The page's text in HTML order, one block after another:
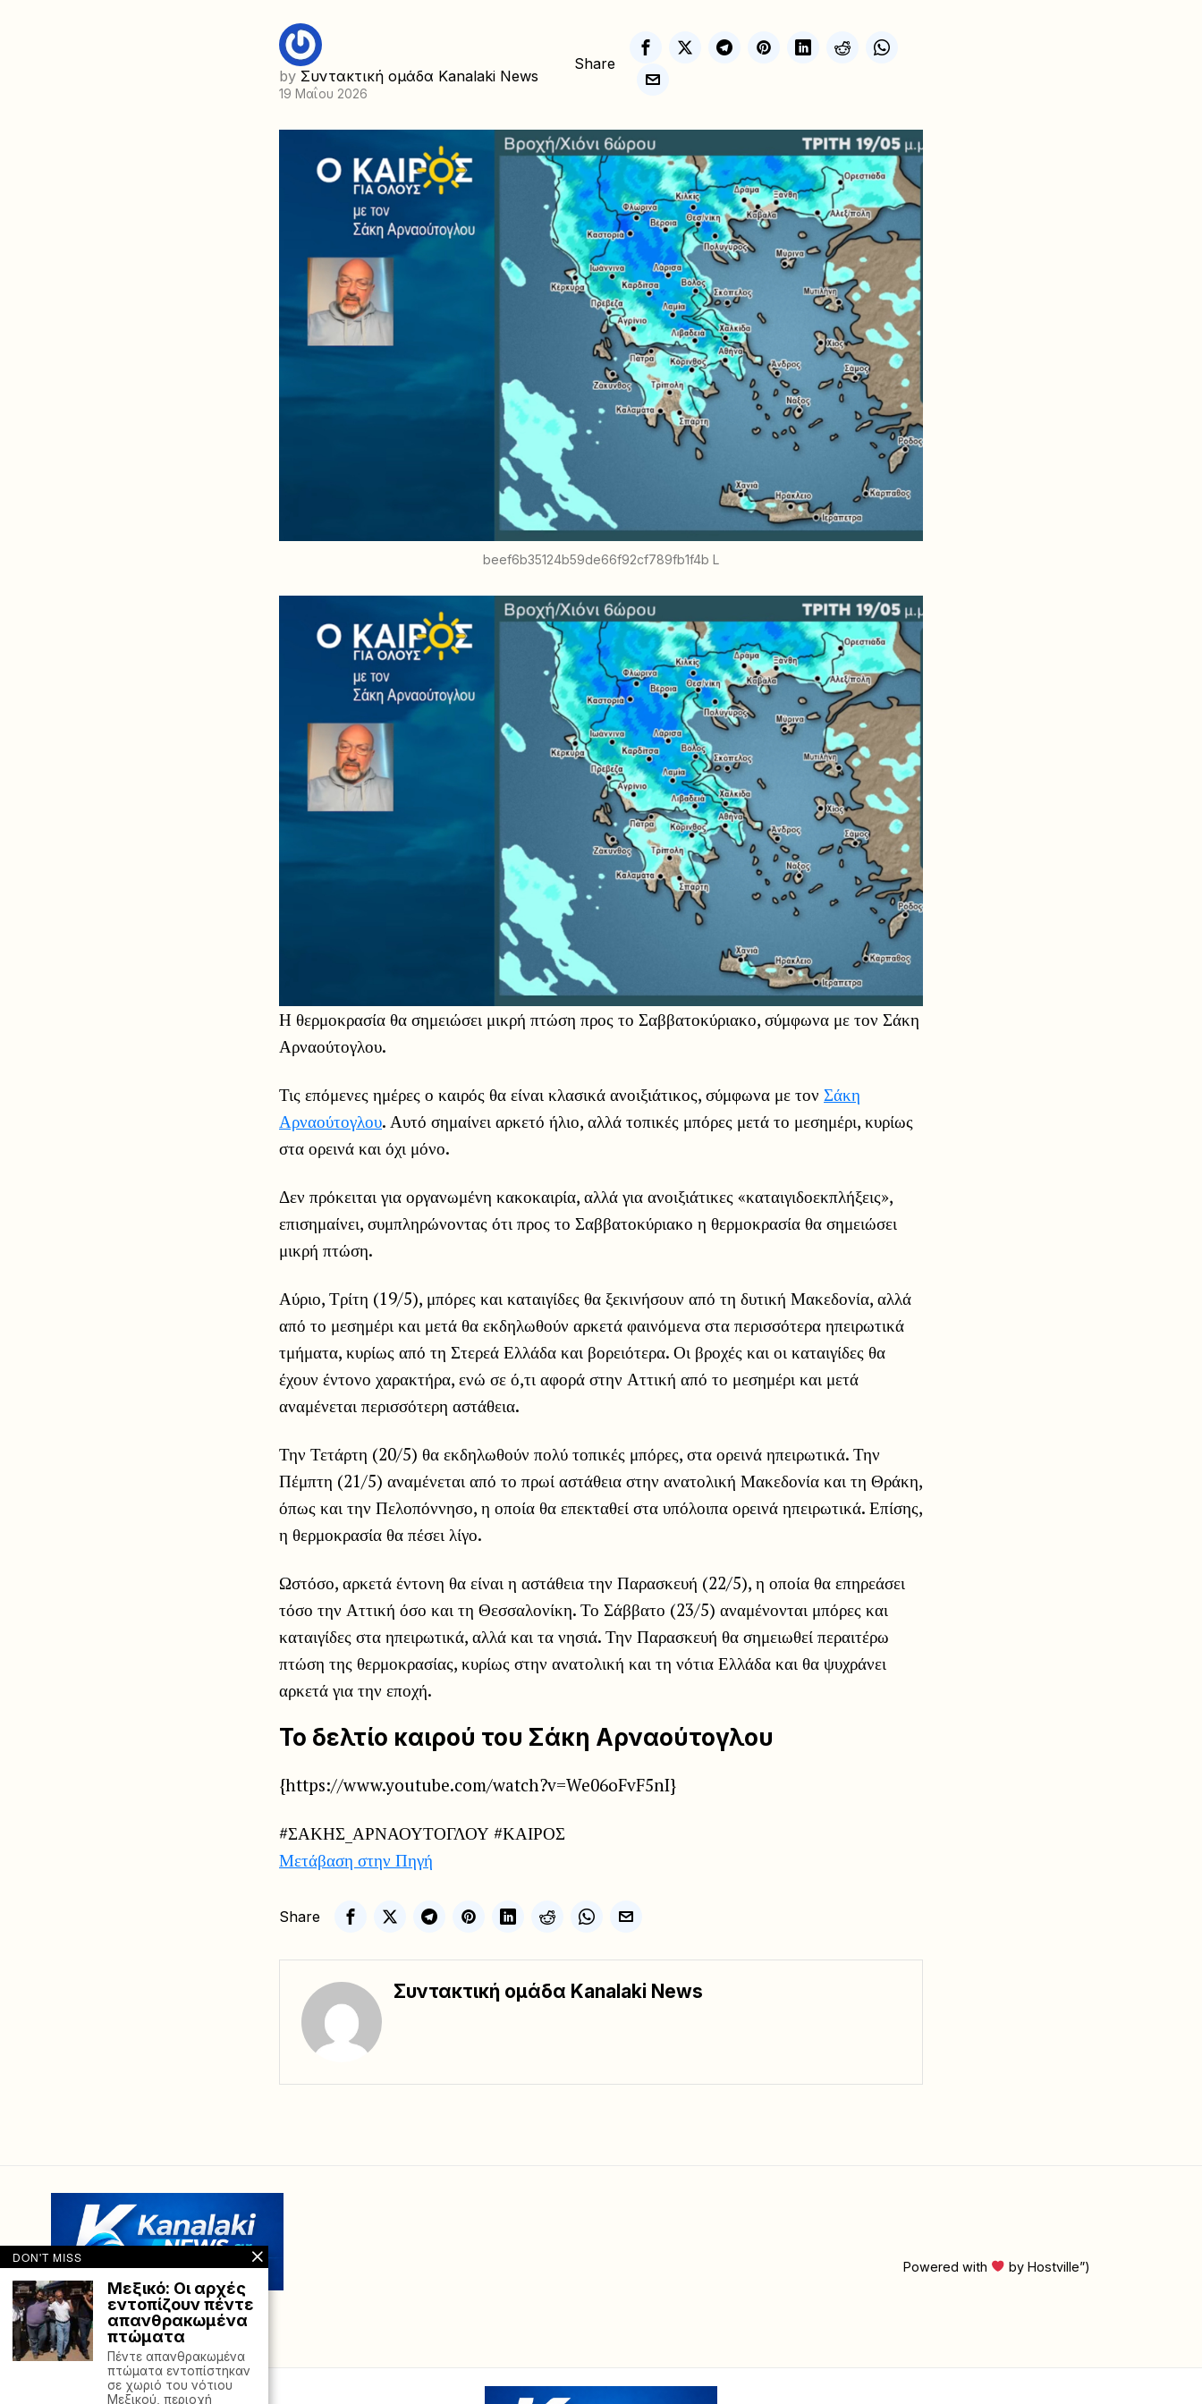
by Συντακτική ομάδα Kanalaki News
19 Μαΐου 2026
Share
beef6b35124b59de66f92cf789fb1f4b L
Η θερμοκρασία θα σημειώσει μικρή πτώση προς το Σαββατοκύριακο, σύμφωνα με τον Σάκη
Αρναούτογλου.
Τις επόμενες ημέρες ο καιρός θα είναι κλασικά ανοιξιάτικος, σύμφωνα με τον Σάκη
Αρναούτογλου. Αυτό σημαίνει αρκετό ήλιο, αλλά τοπικές μπόρες μετά το μεσημέρι, κυρίως
στα ορεινά και όχι μόνο.
Δεν πρόκειται για οργανωμένη κακοκαιρία, αλλά για ανοιξιάτικες «καταιγιδοεκπλήξεις»,
επισημαίνει, συμπληρώνοντας ότι προς το Σαββατοκύριακο η θερμοκρασία θα σημειώσει
μικρή πτώση.
Αύριο, Τρίτη (19/5), μπόρες και καταιγίδες θα ξεκινήσουν από τη δυτική Μακεδονία, αλλά
από το μεσημέρι και μετά θα εκδηλωθούν αρκετά φαινόμενα στα περισσότερα ηπειρωτικά
τμήματα, κυρίως από τη Στερεά Ελλάδα και βορειότερα. Οι βροχές και οι καταιγίδες θα
έχουν έντονο χαρακτήρα, ενώ σε ό,τι αφορά στην Αττική από το μεσημέρι και μετά
αναμένεται περισσότερη αστάθεια.
Την Τετάρτη (20/5) θα εκδηλωθούν πολύ τοπικές μπόρες, στα ορεινά ηπειρωτικά. Την
Πέμπτη (21/5) αναμένεται από το πρωί αστάθεια στην ανατολική Μακεδονία και τη Θράκη,
όπως και την Πελοπόννησο, η οποία θα επεκταθεί στα υπόλοιπα ορεινά ηπειρωτικά. Επίσης,
η θερμοκρασία θα πέσει λίγο.
Ωστόσο, αρκετά έντονη θα είναι η αστάθεια την Παρασκευή (22/5), η οποία θα επηρεάσει
τόσο την Αττική όσο και τη Θεσσαλονίκη. Το Σάββατο (23/5) αναμένονται μπόρες και
καταιγίδες στα ηπειρωτικά, αλλά και τα νησιά. Την Παρασκευή θα σημειωθεί περαιτέρω
πτώση της θερμοκρασίας, κυρίως στην ανατολική και τη νότια Ελλάδα και θα ψυχράνει
αρκετά για την εποχή.
Το δελτίο καιρού του Σάκη Αρναούτογλου
{https://www.youtube.com/watch?v=We06oFvF5nI}
#ΣΑΚΗΣ_ΑΡΝΑΟΥΤΟΓΛΟΥ #ΚΑΙΡΟΣ
Μετάβαση στην Πηγή
Share
Συντακτική ομάδα Kanalaki News
Powered with by Hostville”)
DON'T MISS
Μεξικό: Οι αρχές
εντοπίζουν πέντε
απανθρακωμένα
πτώματα
Πέντε απανθρακωμένα
πτώματα εντοπίστηκαν
σε χωριό του νότιου
Μεξικού, περιοχή